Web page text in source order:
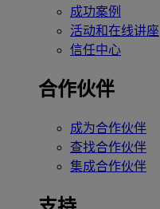
成功案例
活动和在线讲座
信任中心
合作伙伴
成为合作伙伴
查找合作伙伴
集成合作伙伴